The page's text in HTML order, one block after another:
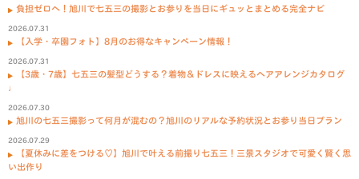
負担ゼロへ！旭川で七五三の撮影とお参りを当日にギュッとまとめる完全ナビ
2026.07.31
【入学・卒園フォト】8月のお得なキャンペーン情報！
2026.07.31
【3歳・7歳】七五三の髪型どうする？着物＆ドレスに映えるヘアアレンジカタログ
♩
2026.07.30
旭川の七五三撮影って何月が混むの？旭川のリアルな予約状況とお参り当日プラン
2026.07.29
【夏休みに差をつける♡】旭川で叶える前撮り七五三！三景スタジオで可愛く賢く思
い出作り